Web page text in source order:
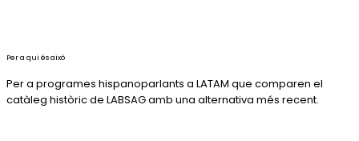
Per a qui és això
Per a programes hispanoparlants a LATAM que comparen el
catàleg històric de LABSAG amb una alternativa més recent.